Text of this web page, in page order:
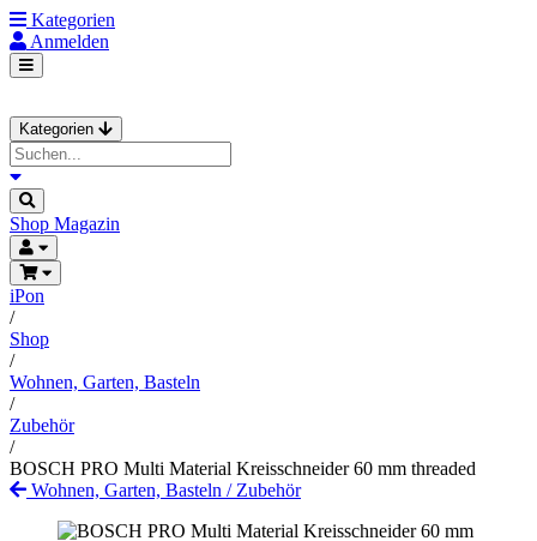
Kategorien
Anmelden
Kategorien
Shop Magazin
iPon
/
Shop
/
Wohnen, Garten, Basteln
/
Zubehör
/
BOSCH PRO Multi Material Kreisschneider 60 mm threaded
Wohnen, Garten, Basteln / Zubehör